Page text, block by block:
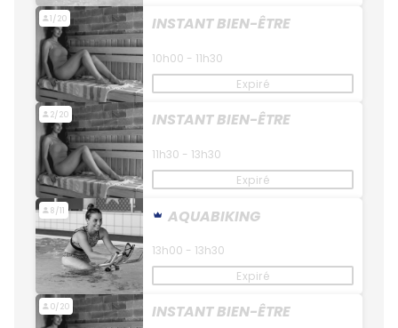
1/20 INSTANT BIEN-ÊTRE
10h00 - 11h30
Expiré
2/20 INSTANT BIEN-ÊTRE
11h30 - 13h30
Expiré
8/11 AQUABIKING
13h00 - 13h30
Expiré
0/20 INSTANT BIEN-ÊTRE